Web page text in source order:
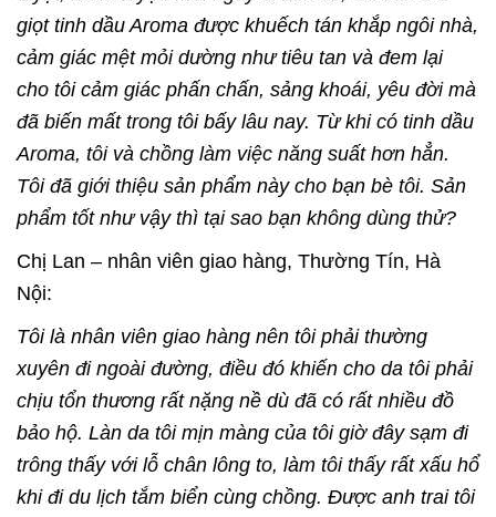
giọt tinh dầu Aroma được khuếch tán khắp ngôi nhà,
cảm giác mệt mỏi dường như tiêu tan và đem lại
cho tôi cảm giác phấn chấn, sảng khoái, yêu đời mà
đã biến mất trong tôi bấy lâu nay. Từ khi có tinh dầu
Aroma, tôi và chồng làm việc năng suất hơn hẳn.
Tôi đã giới thiệu sản phẩm này cho bạn bè tôi. Sản
phẩm tốt như vậy thì tại sao bạn không dùng thử?
Chị Lan – nhân viên giao hàng, Thường Tín, Hà
Nội:
Tôi là nhân viên giao hàng nên tôi phải thường
xuyên đi ngoài đường, điều đó khiến cho da tôi phải
chịu tổn thương rất nặng nề dù đã có rất nhiều đồ
bảo hộ. Làn da tôi mịn màng của tôi giờ đây sạm đi
trông thấy với lỗ chân lông to, làm tôi thấy rất xấu hổ
khi đi du lịch tắm biển cùng chồng. Được anh trai tôi